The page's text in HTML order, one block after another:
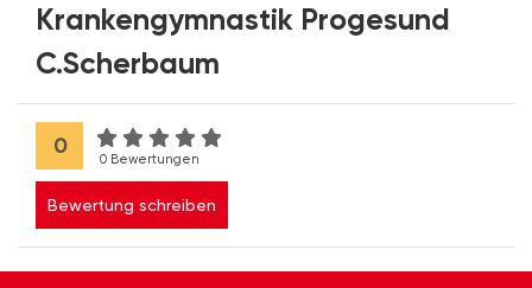
Krankengymnastik Progesund
C.Scherbaum
0
0 Bewertungen
Bewertung schreiben